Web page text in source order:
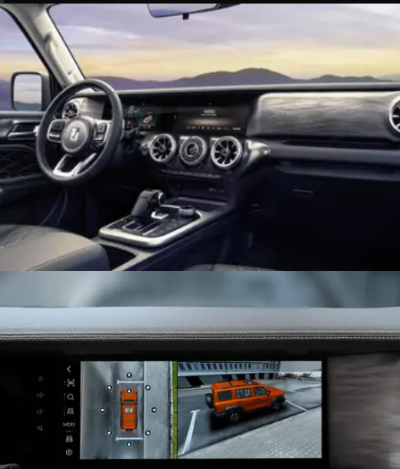
кресла поддержат настрой на свершения и не дадут
переутомиться.
Ваш TANK не угадывает, а знает, как будет наиболее
комфортно. Электрическая регулировка сидений
делает автомобиль удобным именно для вас.